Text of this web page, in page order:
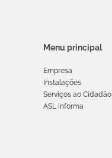
Menu principal
Empresa
Instalações
Serviços ao Cidadão
ASL informa